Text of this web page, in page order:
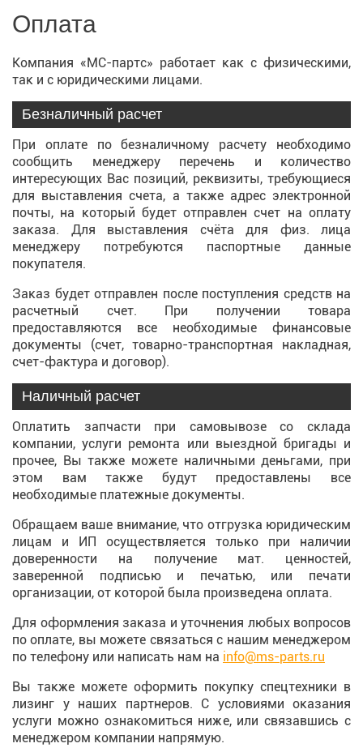
Оплата
Компания «МС-партс» работает как с физическими,
так и с юридическими лицами.
Безналичный расчет
При оплате по безналичному расчету необходимо
сообщить менеджеру перечень и количество
интересующих Вас позиций, реквизиты, требующиеся
для выставления счета, а также адрес электронной
почты, на который будет отправлен счет на оплату
заказа. Для выставления счёта для физ. лица
менеджеру потребуются паспортные данные
покупателя.
Заказ будет отправлен после поступления средств на
расчетный счет. При получении товара
предоставляются все необходимые финансовые
документы (счет, товарно-транспортная накладная,
счет-фактура и договор).
Наличный расчет
Оплатить запчасти при самовывозе со склада
компании, услуги ремонта или выездной бригады и
прочее, Вы также можете наличными деньгами, при
этом вам также будут предоставлены все
необходимые платежные документы.
Обращаем ваше внимание, что отгрузка юридическим
лицам и ИП осуществляется только при наличии
доверенности на получение мат. ценностей,
заверенной подписью и печатью, или печати
организации, от которой была произведена оплата.
Для оформления заказа и уточнения любых вопросов
по оплате, вы можете связаться с нашим менеджером
по телефону или написать нам на info@ms-parts.ru
Вы также можете оформить покупку спецтехники в
лизинг у наших партнеров. С условиями оказания
услуги можно ознакомиться ниже, или связавшись с
менеджером компании напрямую.